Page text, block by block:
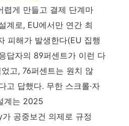
렵게 만들고 결제 단계마
계로, EU에서만 연간 최
피해가 발생한다(EU 집행
답자의 89퍼센트가 이런 다
고, 76퍼센트는 원치 않
고 답했다. 무한 스크롤·자
계는 2025
공중보건 의제로 규정